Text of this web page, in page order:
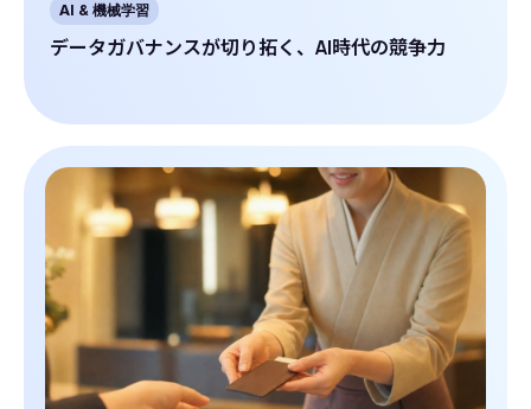
AI & 機械学習
データガバナンスが切り拓く、AI時代の競争力